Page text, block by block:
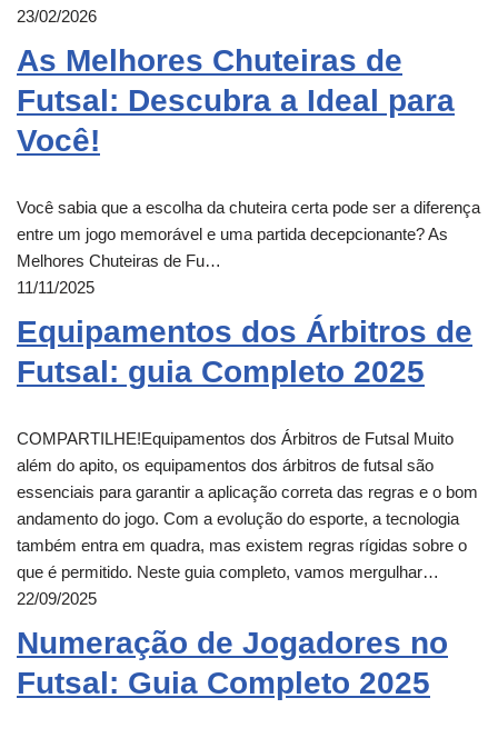
23/02/2026
As Melhores Chuteiras de
Futsal: Descubra a Ideal para
Você!
Você sabia que a escolha da chuteira certa pode ser a diferença
entre um jogo memorável e uma partida decepcionante? As
Melhores Chuteiras de Fu…
11/11/2025
Equipamentos dos Árbitros de
Futsal: guia Completo 2025
COMPARTILHE!Equipamentos dos Árbitros de Futsal Muito
além do apito, os equipamentos dos árbitros de futsal são
essenciais para garantir a aplicação correta das regras e o bom
andamento do jogo. Com a evolução do esporte, a tecnologia
também entra em quadra, mas existem regras rígidas sobre o
que é permitido. Neste guia completo, vamos mergulhar…
22/09/2025
Numeração de Jogadores no
Futsal: Guia Completo 2025